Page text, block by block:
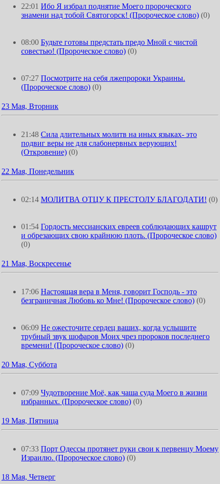
22:01 Ибо Я избрал поднятие Моего пророческого
знамени над тобой Святогорск! (Пророческое слово) (0)
08:00 Будьте готовы предстать предо Мной с чистой
совестью! (Пророческое слово) (0)
07:27 Посмотрите на себя лжепророки Украины.
(Пророческое слово) (0)
23 Мая, Вторник
21:48 Сила длительных молитв на иных языках- это
подвиг веры не для слабонервных верующих!
(Откровение) (0)
22 Мая, Понедельник
02:14 МОЛИТВА ОТЦУ К ПРЕСТОЛУ БЛАГОДАТИ! (0)
01:54 Гордость мессианских евреев соблюдающих кашрут
и обрезающих свою крайнюю плоть. (Пророческое слово)
(0)
21 Мая, Воскресенье
17:06 Настоящая вера в Меня, говорит Господь - это
безграничная Любовь ко Мне! (Пророческое слово) (0)
06:09 Не ожесточите сердец ваших, когда услышите
трубный звук шофаров Моих чрез пророков последнего
времени! (Пророческое слово) (0)
20 Мая, Суббота
07:09 Чудотворение Моё, как чаша суда Моего в жизни
избранных. (Пророческое слово) (0)
19 Мая, Пятница
07:33 Порт Одессы протянет руки свои к первенцу Моему
Израилю. (Пророческое слово) (0)
18 Мая, Четверг